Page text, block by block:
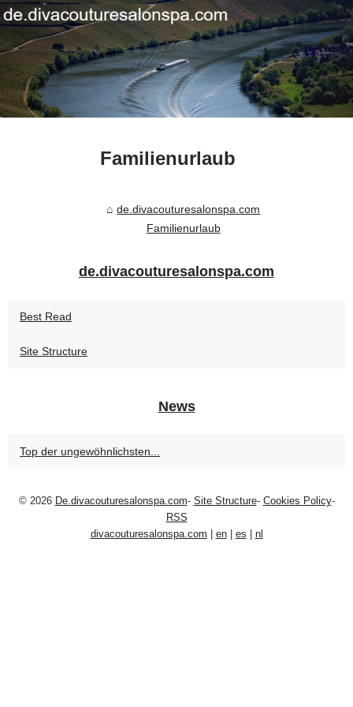
Familienurlaub
de.divacouturesalonspa.com
Familienurlaub
de.divacouturesalonspa.com
Best Read
Site Structure
News
Top der ungewöhnlichsten...
© 2026 De.divacouturesalonspa.com- Site Structure- Cookies Policy-
RSS
divacouturesalonspa.com | en| es | nl